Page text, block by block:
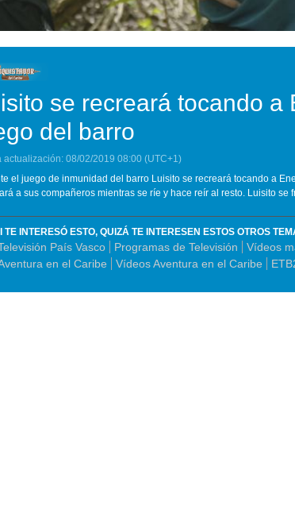
se recreará tocando a
del barro
actualización: 08/02/2019 08:00 (UTC+1)
el juego de inmunidad del barro Luisito se recreará tocando a
a sus compañeros mientras se ríe y hace reír al resto. Luisito se
TE INTERESÓ ESTO, QUIZÁ TE INTERESEN ESTOS OTROS
País Vasco Programas de Televisión
Vídeos
en el Caribe
Vídeos Aventura en el Caribe